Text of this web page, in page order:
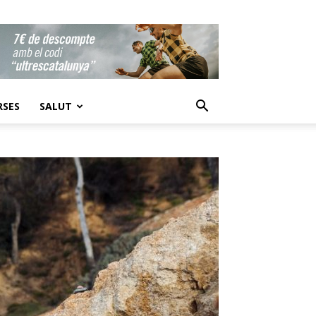
SALUT